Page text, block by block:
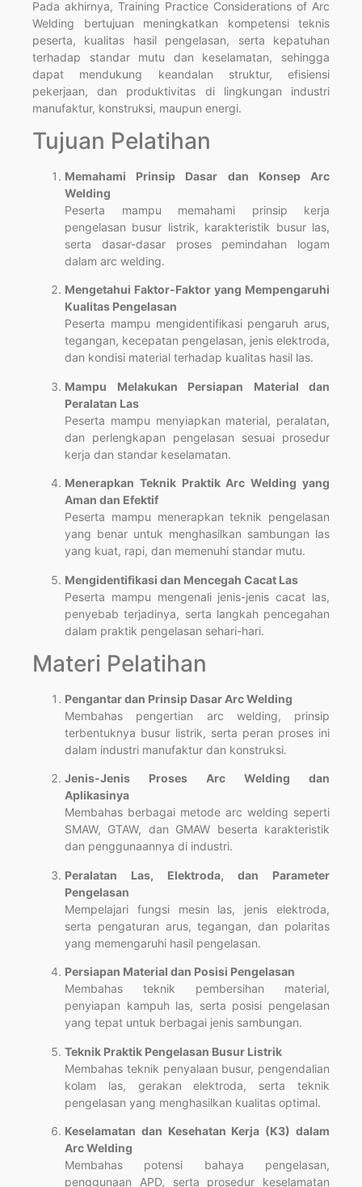
Pada akhirnya, Training Practice Considerations of Arc
Welding bertujuan meningkatkan kompetensi teknis
peserta, kualitas hasil pengelasan, serta kepatuhan
terhadap standar mutu dan keselamatan, sehingga
dapat mendukung keandalan struktur, efisiensi
pekerjaan, dan produktivitas di lingkungan industri
manufaktur, konstruksi, maupun energi.
Tujuan Pelatihan
Memahami Prinsip Dasar dan Konsep Arc
Welding
Peserta mampu memahami prinsip kerja
pengelasan busur listrik, karakteristik busur las,
serta dasar-dasar proses pemindahan logam
dalam arc welding.
Mengetahui Faktor-Faktor yang Mempengaruhi
Kualitas Pengelasan
Peserta mampu mengidentifikasi pengaruh arus,
tegangan, kecepatan pengelasan, jenis elektroda,
dan kondisi material terhadap kualitas hasil las.
Mampu Melakukan Persiapan Material dan
Peralatan Las
Peserta mampu menyiapkan material, peralatan,
dan perlengkapan pengelasan sesuai prosedur
kerja dan standar keselamatan.
Menerapkan Teknik Praktik Arc Welding yang
Aman dan Efektif
Peserta mampu menerapkan teknik pengelasan
yang benar untuk menghasilkan sambungan las
yang kuat, rapi, dan memenuhi standar mutu.
Mengidentifikasi dan Mencegah Cacat Las
Peserta mampu mengenali jenis-jenis cacat las,
penyebab terjadinya, serta langkah pencegahan
dalam praktik pengelasan sehari-hari.
Materi Pelatihan
Pengantar dan Prinsip Dasar Arc Welding
Membahas pengertian arc welding, prinsip
terbentuknya busur listrik, serta peran proses ini
dalam industri manufaktur dan konstruksi.
Jenis-Jenis Proses Arc Welding dan
Aplikasinya
Membahas berbagai metode arc welding seperti
SMAW, GTAW, dan GMAW beserta karakteristik
dan penggunaannya di industri.
Peralatan Las, Elektroda, dan Parameter
Pengelasan
Mempelajari fungsi mesin las, jenis elektroda,
serta pengaturan arus, tegangan, dan polaritas
yang memengaruhi hasil pengelasan.
Persiapan Material dan Posisi Pengelasan
Membahas teknik pembersihan material,
penyiapan kampuh las, serta posisi pengelasan
yang tepat untuk berbagai jenis sambungan.
Teknik Praktik Pengelasan Busur Listrik
Membahas teknik penyalaan busur, pengendalian
kolam las, gerakan elektroda, serta teknik
pengelasan yang menghasilkan kualitas optimal.
Keselamatan dan Kesehatan Kerja (K3) dalam
Arc Welding
Membahas potensi bahaya pengelasan,
penggunaan APD, serta prosedur keselamatan